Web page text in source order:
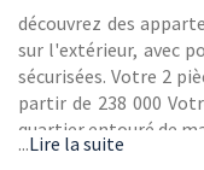
découvrez des
sur l'extérieur, avec
sécurisées. Votre 2
partir de 238 000
quartier entouré de
de la vie au grand
...Lire la suite